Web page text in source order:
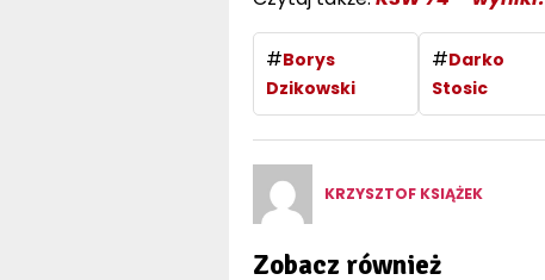
#Borys
Dzikowski
#Darko
Stosic
KRZYSZTOF KSIĄŻEK
Zobacz również